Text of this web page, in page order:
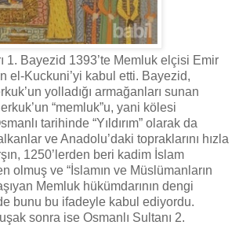
1. Bayezid 1393’te Memluk elçisi Emir
el-Kuckuni’yi kabul etti. Bayezid,
yolladığı armağanları sunan
“memluk”u, yani kölesi
tarihinde “Yıldırım” olarak da
ve Anadolu’daki topraklarını hızla
1250’lerden beri kadim İslam
olmuş ve “İslamın ve Müslümanların
Memluk hükümdarının dengi
bunu bu ifadeyle kabul ediyordu.
sonra ise Osmanlı Sultanı 2.